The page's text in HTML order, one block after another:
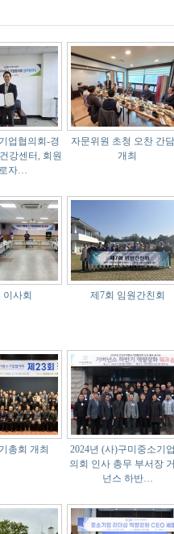
업협의회-경
강센터, 회원
자…
자문위원 초청 오찬 간
개최
이사회 제7회 임원간친회
총회 개최
2024년 (사)구미중소기
의회 인사 총무 부서장
넌스 하반…